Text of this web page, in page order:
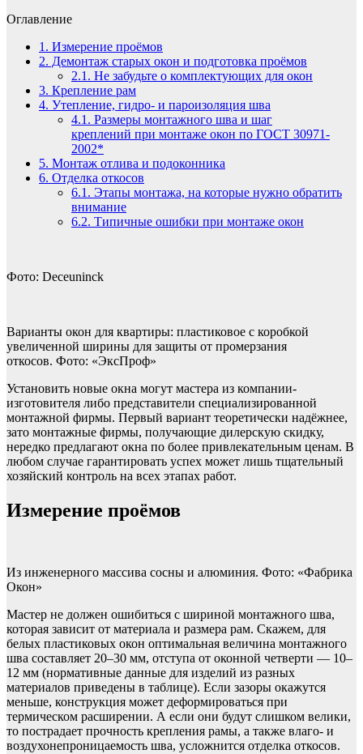
Оглавление
1. Измерение проёмов
2. Демонтаж старых окон и подготовка проёмов
2.1. Не забудьте о комплектующих для окон
3. Крепление рам
4. Утепление, гидро- и пароизоляция шва
4.1. Размеры монтажного шва и шаг
креплений при монтаже окон по ГОСТ 30971-
2002*
5. Монтаж отлива и подоконника
6. Отделка откосов
6.1. Этапы монтажа, на которые нужно обратить
внимание
6.2. Типичные ошибки при монтаже окон
Фото: Deceuninck
Варианты окон для квартиры: пластиковое с коробкой
увеличенной ширины для защиты от промерзания
откосов. Фото: «ЭксПроф»
Установить новые окна могут мастера из компании-
изготовителя либо представители специализированной
монтажной фирмы. Первый вариант теоретически надёжнее,
зато монтажные фирмы, получающие дилерскую скидку,
нередко предлагают окна по более привлекательным ценам. В
любом случае гарантировать успех может лишь тщательный
хозяйский контроль на всех этапах работ.
Измерение проёмов
Из инженерного массива сосны и алюминия. Фото: «Фабрика
Окон»
Мастер не должен ошибиться с шириной монтажного шва,
которая зависит от материала и размера рам. Скажем, для
белых пластиковых окон оптимальная величина монтажного
шва составляет 20–30 мм, отступа от оконной четверти — 10–
12 мм (нормативные данные для изделий из разных
материалов приведены в таблице). Если зазоры окажутся
меньше, конструкция может деформироваться при
термическом расширении. А если они будут слишком велики,
то пострадает прочность крепления рамы, а также влаго- и
воздухонепроницаемость шва, усложнится отделка откосов.